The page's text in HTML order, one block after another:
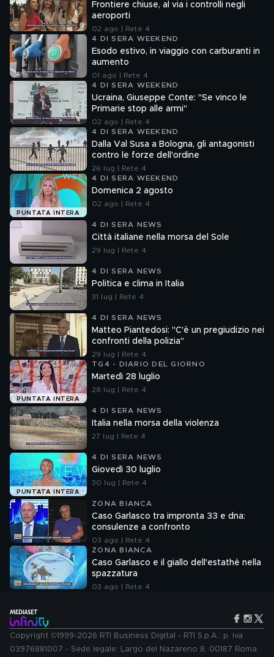
Frontiere chiuse, al via i controlli negli
aeroporti
02 ago | Rete 4
4 DI SERA WEEKEND
Esodo estivo, in viaggio con carburanti in
aumento
01 ago | Rete 4
4 DI SERA WEEKEND
Ucraina, Giuseppe Conte: "Se vinco le
Primarie stop alle armi"
02 ago | Rete 4
4 DI SERA WEEKEND
Dalla Val Susa a Bologna, gli antagonisti
contro le forze dell'ordine
26 lug | Rete 4
PUNTATA INTERA
4 DI SERA WEEKEND
Domenica 2 agosto
02 ago | Rete 4
4 DI SERA NEWS
Città italiane nella morsa del Sole
29 lug | Rete 4
4 DI SERA NEWS
Politica e clima in Italia
31 lug | Rete 4
4 DI SERA NEWS
Matteo Piantedosi: "C'è un pregiudizio nei
confronti della polizia"
29 lug | Rete 4
PUNTATA INTERA
TG4 - DIARIO DEL GIORNO
Martedì 28 luglio
28 lug | Rete 4
4 DI SERA NEWS
Italia nella morsa della violenza
27 lug | Rete 4
PUNTATA INTERA
4 DI SERA NEWS
Giovedì 30 luglio
30 lug | Rete 4
ZONA BIANCA
Caso Garlasco tra impronta 33 e dna:
consulenze a confronto
03 ago | Rete 4
ZONA BIANCA
Caso Garlasco e il giallo dell'estathè nella
spazzatura
03 ago | Rete 4
Copyright ©1999-2026 RTI Business Digital - RTI S.p.A.: p. iva
03976881007 - Sede legale: Largo del Nazareno 8, 00187 Roma.